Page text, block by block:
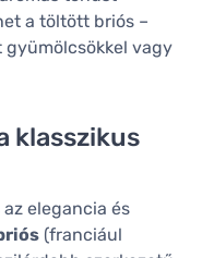
a töltött briós –
gyümölcsökkel vagy
klasszikus
elegancia és
(franciául